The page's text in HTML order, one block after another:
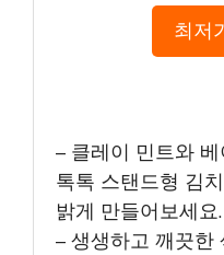
최저
– 클레이 민트와
톡톡 스탠드형 김
밝게 만들어보세요.
– 생생하고 깨끗한